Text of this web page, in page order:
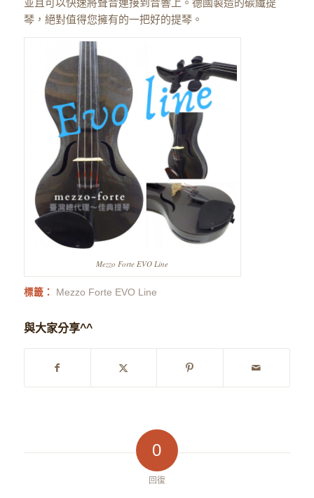
琴，絕對值得您擁有的一把好的提琴。
Mezzo Forte EVO Line
標籤： Mezzo Forte EVO Line
與大家分享^^
0
回復